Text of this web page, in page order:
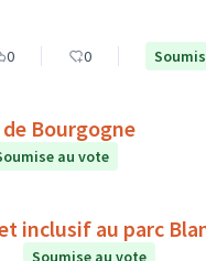
0 0
Bourgogne
au vote
inclusif au parc
Soumise au vote